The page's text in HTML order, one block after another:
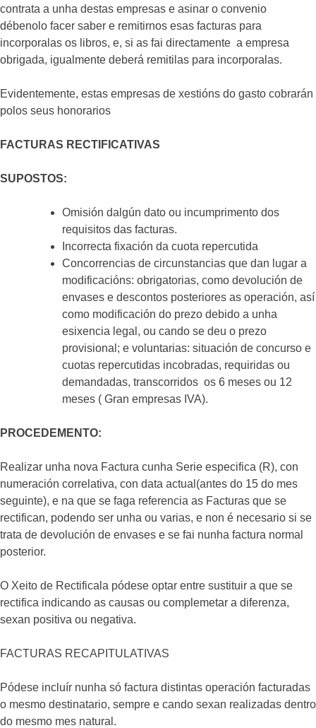
contrata a unha destas empresas e asinar o convenio
débenolo facer saber e remitirnos esas facturas para
incorporalas os libros, e, si as fai directamente a empresa
obrigada, igualmente deberá remitilas para incorporalas.
Evidentemente, estas empresas de xestións do gasto cobrarán
polos seus honorarios
FACTURAS RECTIFICATIVAS
SUPOSTOS:
Omisión dalgún dato ou incumprimento dos
requisitos das facturas.
Incorrecta fixación da cuota repercutida
Concorrencias de circunstancias que dan lugar a
modificacións: obrigatorias, como devolución de
envases e descontos posteriores as operación, así
como modificación do prezo debido a unha
esixencia legal, ou cando se deu o prezo
provisional; e voluntarias: situación de concurso e
cuotas repercutidas incobradas, requiridas ou
demandadas, transcorridos os 6 meses ou 12
meses ( Gran empresas IVA).
PROCEDEMENTO:
Realizar unha nova Factura cunha Serie especifica (R), con
numeración correlativa, con data actual(antes do 15 do mes
seguinte), e na que se faga referencia as Facturas que se
rectifican, podendo ser unha ou varias, e non é necesario si se
trata de devolución de envases e se fai nunha factura normal
posterior.
O Xeito de Rectificala pódese optar entre sustituir a que se
rectifica indicando as causas ou complemetar a diferenza,
sexan positiva ou negativa.
FACTURAS RECAPITULATIVAS
Pódese incluír nunha só factura distintas operación facturadas
o mesmo destinatario, sempre e cando sexan realizadas dentro
do mesmo mes natural.